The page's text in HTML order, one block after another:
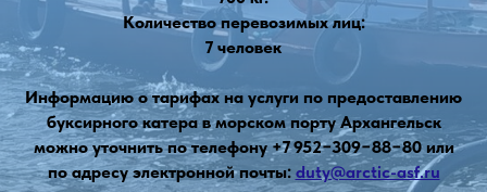
Количество перевозимых лиц:
7 человек
Информацию о тарифах на услуги по предоставлению
буксирного катера в морском порту Архангельск
можно уточнить по телефону +7 952−309−88−80 или
по адресу электронной почты: duty@arctic-asf.ru